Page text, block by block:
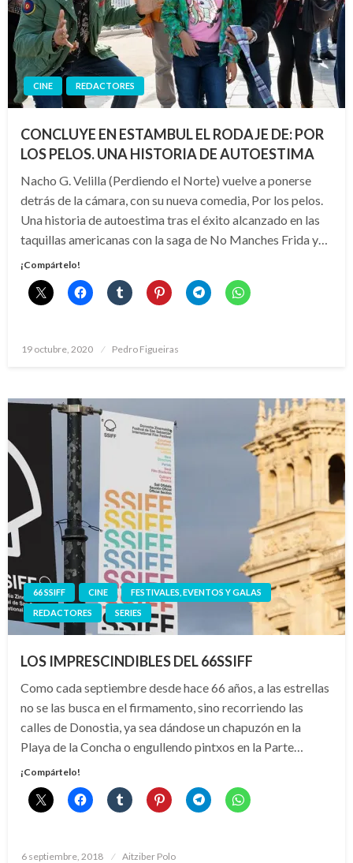
CINE REDACTORES
CONCLUYE EN ESTAMBUL EL RODAJE DE: POR
LOS PELOS. UNA HISTORIA DE AUTOESTIMA
Nacho G. Velilla (Perdiendo el Norte) vuelve a ponerse
detrás de la cámara, con su nueva comedia, Por los pelos.
Una historia de autoestima tras el éxito alcanzado en las
taquillas americanas con la saga de No Manches Frida y…
¡Compártelo!
Publicado
19 octubre, 2020 Pedro Figueiras
66 SSIFF CINE
FESTIVALES, EVENTOS Y GALAS
REDACTORES
SERIES
LOS IMPRESCINDIBLES DEL 66SSIFF
Como cada septiembre desde hace 66 años, a las estrellas
no se las busca en el firmamento, sino recorriendo las
calles de Donostia, ya sea dándose un chapuzón en la
Playa de la Concha o engullendo pintxos en la Parte…
¡Compártelo!
Publicado
6 septiembre, 2018 Aitziber Polo